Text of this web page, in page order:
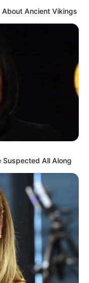
About Ancient Vikings
Suspected All Along